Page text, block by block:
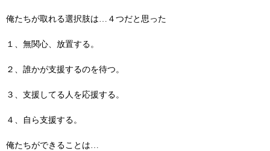
俺たちが取れる選択肢は…４つだと思った
１、無関心、放置する。
２、誰かが支援するのを待つ。
３、支援してる人を応援する。
４、自ら支援する。
俺たちができることは…